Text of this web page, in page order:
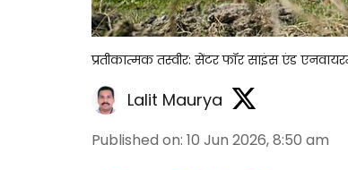
प्रतीकात्मक तस्वीर: सेंटर फॉर साइंस एंड
Lalit Maurya
Published on: 10 Jun 2026, 8:50 am